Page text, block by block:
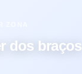
dos braços